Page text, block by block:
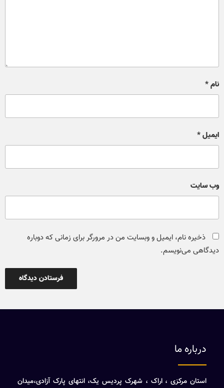
نام*
ایمیل*
وب‌ سایت
ذخیره نام، ایمیل و وبسایت من در مرورگر برای زمانی که دوباره
دیدگاهی می‌نویسم.
درباره ما
استان مرکزی ، اراک ، شهرک پردیس یک، انتهای پارک آزادی،میدان